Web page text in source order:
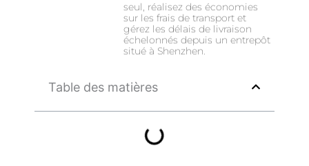
seul, réalisez des économies
sur les frais de transport et
gérez les délais de livraison
échelonnés depuis un entrepôt
situé à Shenzhen.
Table des matières